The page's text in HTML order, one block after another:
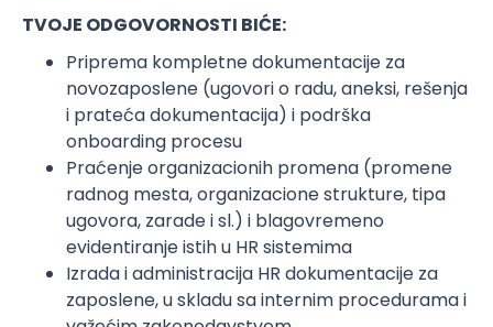
TVOJE ODGOVORNOSTI BIĆE:
Priprema kompletne dokumentacije za
novozaposlene (ugovori o radu, aneksi, rešenja
i prateća dokumentacija) i podrška
onboarding procesu
Praćenje organizacionih promena (promene
radnog mesta, organizacione strukture, tipa
ugovora, zarade i sl.) i blagovremeno
evidentiranje istih u HR sistemima
Izrada i administracija HR dokumentacije za
zaposlene, u skladu sa internim procedurama i